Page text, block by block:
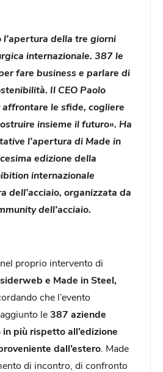
della tre giorni
internazionale. 387 le
fare business e parlare di
Il CEO Paolo
affrontare le sfide, cogliere
insieme il futuro». Ha
l’apertura di Made in
edizione della
internazionale
dell’acciaio, organizzata da
dell’acciaio.
proprio intervento di
e Made in Steel,
che l’evento
le387 aziende
più rispetto all’edizione
dall’estero . Made
di incontro, di confronto